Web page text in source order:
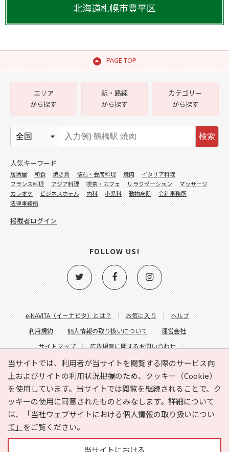
北海道札幌市豊平区
PAGE TOP
当サイトでは、利用者が当サイトを閲覧する際のサービス向
上およびサイトの利用状況把握のため、クッキー（Cookie）
を使用しています。当サイトでは閲覧を継続されることで、ク
ッキーの使用に同意されたものとみなします。詳細について
は、
「当社ウェブサイトにおける個人情報の取り扱いについ
て」 をご覧ください。
当サイトにおける
e-NAVITA（イーナビタ）とは？ お気に入り
ヘルプ
利用規約
個人情報の取り扱いについて
運営会社
サイトマップ
広告掲載に関するお問い合わせ
サイトの内容に関するお問い合わせ
エリア
から探す
駅・路線
から探す
カテゴリー
から探す
検索
人気キーワード
居酒屋 和食 焼き鳥 懐石・会席料理 焼肉
イタリア料理
フランス料理
アジア料理 喫茶・カフェ リラクゼーション
マッサージ
カラオケ
ビジネスホテル 内科 小児科 動物病院
会計事務所
法律事務所
掲載者ログイン
FOLLOW US!
Copyright © HYOJITO.Co.,Ltd. All Rights Reserved.